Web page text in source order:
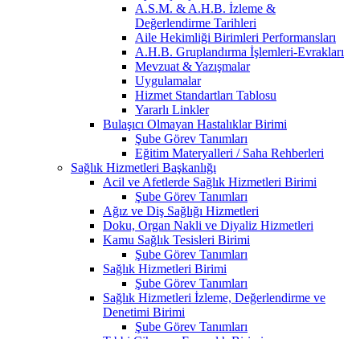
A.S.M. & A.H.B. İzleme &
Değerlendirme Tarihleri
Aile Hekimliği Birimleri Performansları
A.H.B. Gruplandırma İşlemleri-Evrakları
Mevzuat & Yazışmalar
Uygulamalar
Hizmet Standartları Tablosu
Yararlı Linkler
Bulaşıcı Olmayan Hastalıklar Birimi
Şube Görev Tanımları
Eğitim Materyalleri / Saha Rehberleri
Sağlık Hizmetleri Başkanlığı
Acil ve Afetlerde Sağlık Hizmetleri Birimi
Şube Görev Tanımları
Ağız ve Diş Sağlığı Hizmetleri
Doku, Organ Nakli ve Diyaliz Hizmetleri
Kamu Sağlık Tesisleri Birimi
Şube Görev Tanımları
Sağlık Hizmetleri Birimi
Şube Görev Tanımları
Sağlık Hizmetleri İzleme, Değerlendirme ve
Denetimi Birimi
Şube Görev Tanımları